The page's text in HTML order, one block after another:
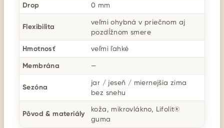
Drop 0 mm
Flexibilita
veľmi ohybná v priečnom aj
pozdĺžnom smere
Hmotnosť veľmi ľahké
Membrána —
Sezóna
jar / jeseň / miernejšia zima
bez snehu
Pôvod & materiály
koža, mikrovlákno, Lifolit®
guma